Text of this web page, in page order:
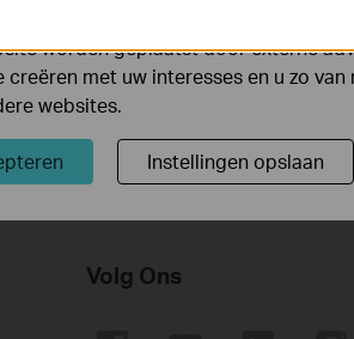
Volg Ons
en te verbeteren.
worden geplaatst door externe
met uw interesses en u zo van
websites.
Instellingen opslaan